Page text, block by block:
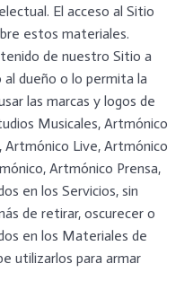
El acceso al Sitio
estos materiales.
de nuestro Sitio a
dueño o lo permita la
las marcas y logos de
Musicales, Artmónico
Artmónico Live, Artmónico
Artmónico Prensa,
en los Servicios, sin
de retirar, oscurecer o
en los Materiales de
utilizarlos para armar